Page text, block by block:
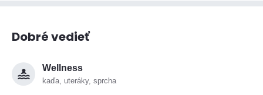
Dobré vedieť
Wellness
kaďa, uteráky, sprcha